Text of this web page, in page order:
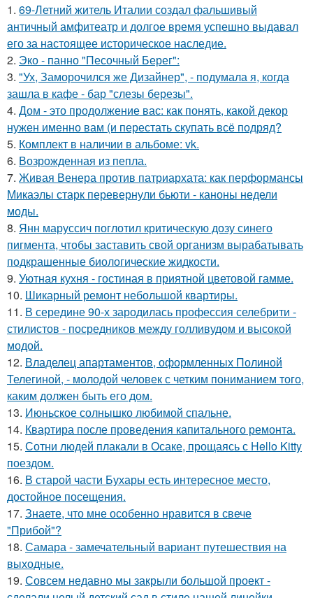
1. 69-Летний житель Италии создал фальшивый
античный амфитеатр и долгое время успешно выдавал
его за настоящее историческое наследие.
2. Эко - панно "Песочный Берег":
3. "Ух, Заморочился же Дизайнер", - подумала я, когда
зашла в кафе - бар "слезы березы".
4. Дом - это продолжение вас: как понять, какой декор
нужен именно вам (и перестать скупать всё подряд?
5. Комплект в наличии в альбоме: vk.
6. Возрожденная из пепла.
7. Живая Венера против патриархата: как перформансы
Микаэлы старк перевернули бьюти - каноны недели
моды.
8. Янн маруссич поглотил критическую дозу синего
пигмента, чтобы заставить свой организм вырабатывать
подкрашенные биологические жидкости.
9. Уютная кухня - гостиная в приятной цветовой гамме.
10. Шикарный ремонт небольшой квартиры.
11. В середине 90-х зародилась профессия селебрити -
стилистов - посредников между голливудом и высокой
модой.
12. Владелец апартаментов, оформленных Полиной
Телегиной, - молодой человек с четким пониманием того,
каким должен быть его дом.
13. Июньское солнышко любимой спальне.
14. Квартира после проведения капитального ремонта.
15. Сотни людей плакали в Осаке, прощаясь с Hello Kitty
поездом.
16. В старой части Бухары есть интересное место,
достойное посещения.
17. Знаете, что мне особенно нравится в свече
"Прибой"?
18. Самара - замечательный вариант путешествия на
выходные.
19. Совсем недавно мы закрыли большой проект -